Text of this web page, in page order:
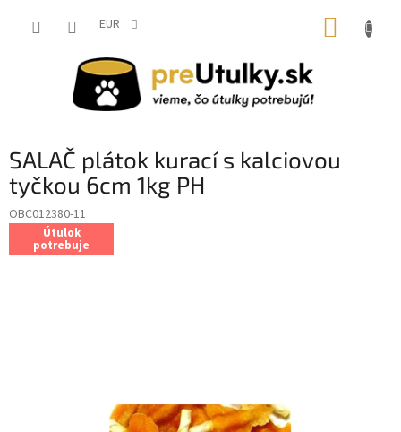
EUR
SALAČ plátok kurací s kalciovou
tyčkou 6cm 1kg PH
OBC012380-11
Útulok
potrebuje